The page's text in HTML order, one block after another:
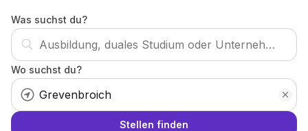
Was suchst du?
Wo suchst du?
Stellen finden